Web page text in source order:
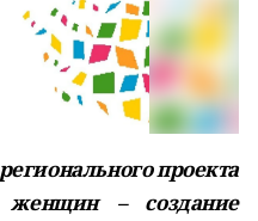
проекта
женщин – создание